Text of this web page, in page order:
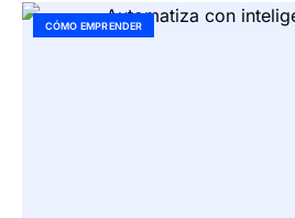
CÓMO EMPRENDER